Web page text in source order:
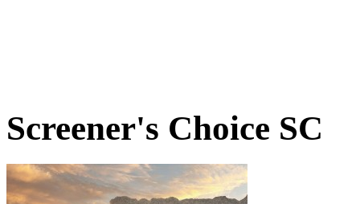
Screener's Choice SC